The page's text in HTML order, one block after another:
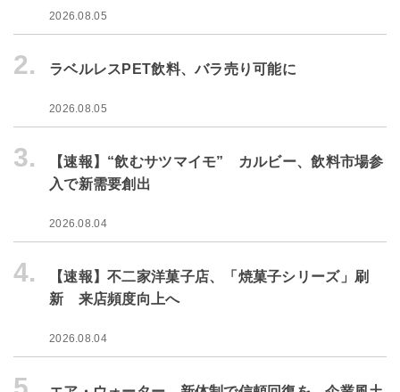
2026.08.05
2. ラベルレスPET飲料、バラ売り可能に
2026.08.05
3.
【速報】“飲むサツマイモ” カルビー、飲料市場参
入で新需要創出
2026.08.04
4.
【速報】不二家洋菓子店、「焼菓子シリーズ」刷
新 来店頻度向上へ
2026.08.04